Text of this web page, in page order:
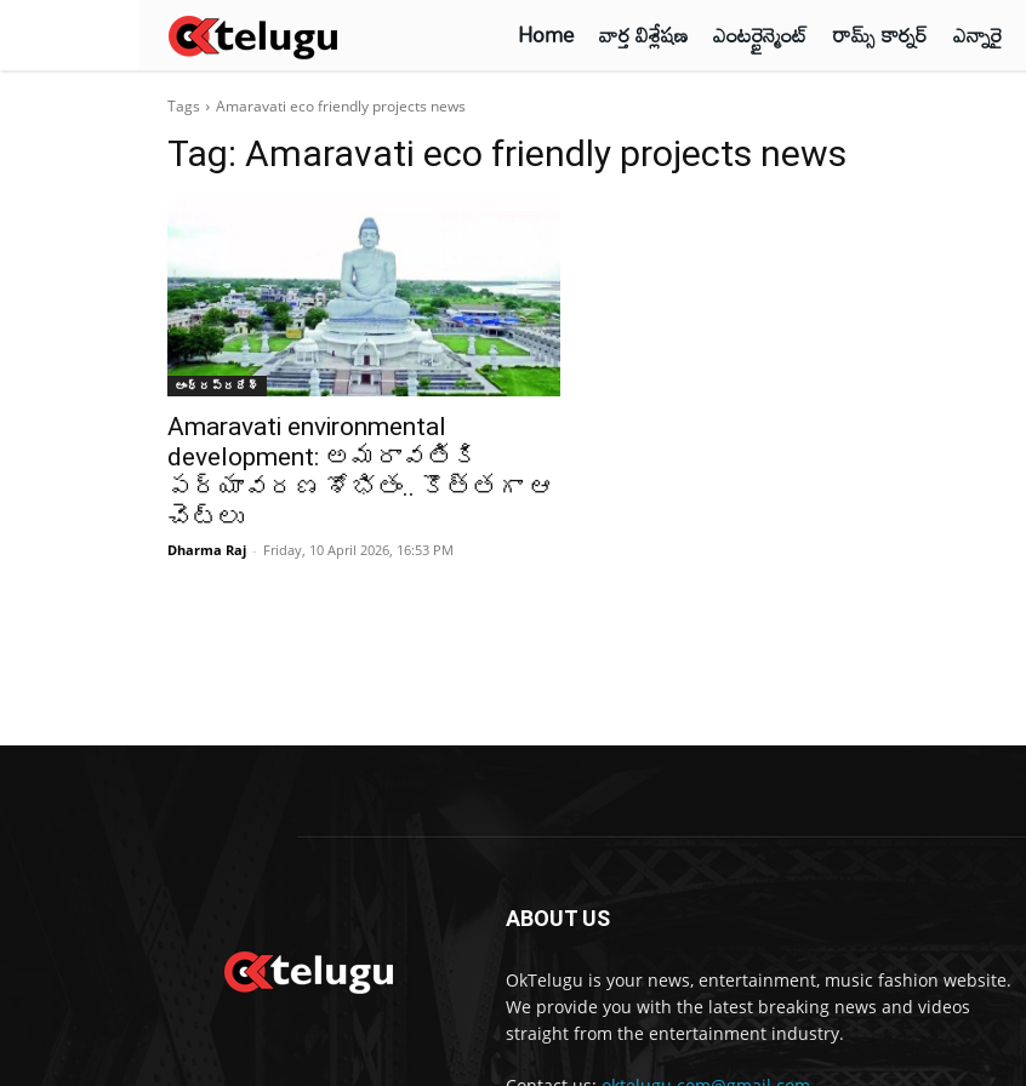
Home వార్త విశ్లేషణ ఎంటర్టైన్మెంట్ రామ్స్ కార్నర్ ఎన్నారై
Tags Amaravati eco friendly projects news
Tag: Amaravati eco friendly projects news
ఆంధ్రప్రదేశ్‌
Amaravati environmental
development: అమరావతికి
పర్యావరణ శోభితం.. కొత్తగా ఆ
చెట్లు
Dharma Raj - Friday, 10 April 2026, 16:53 PM
ABOUT US
OkTelugu is your news, entertainment, music fashion website.
We provide you with the latest breaking news and videos
straight from the entertainment industry.